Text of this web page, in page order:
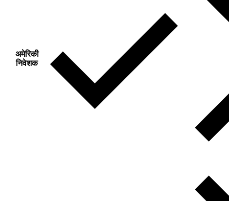
अमेरिकी
निवेशक